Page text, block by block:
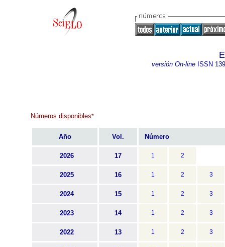
versión On-lineISSN
Números disponibles*
Año Vol. Número
2026 17 1 2
2025 16 1 2 3
2024 15 1 2 3
2023 14 1 2 3
2022 13 1 2 3